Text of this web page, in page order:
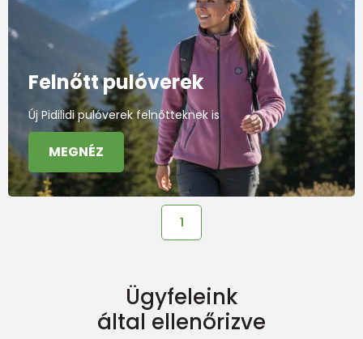
Felnőtt pulóverek
Új Pidilidi pulóverek felnőtteknek is
MEGNÉZ
1
Ügyfeleink
által ellenőrizve